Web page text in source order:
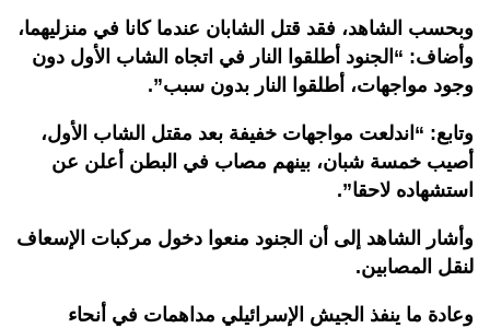
وبحسب الشاهد، فقد قتل الشابان عندما كانا في منزليهما،
وأضاف: “الجنود أطلقوا النار في اتجاه الشاب الأول دون
وجود مواجهات، أطلقوا النار بدون سبب”.
وتابع: “اندلعت مواجهات خفيفة بعد مقتل الشاب الأول،
أصيب خمسة شبان، بينهم مصاب في البطن أعلن عن
استشهاده لاحقا”.
وأشار الشاهد إلى أن الجنود منعوا دخول مركبات الإسعاف
لنقل المصابين.
وعادة ما ينفذ الجيش الإسرائيلي مداهمات في أنحاء